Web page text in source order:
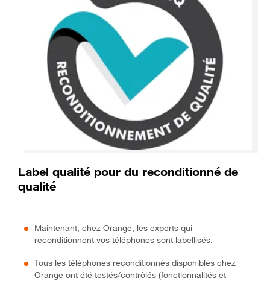
Label qualité pour du reconditionné de
qualité
Maintenant, chez Orange, les experts qui
reconditionnent vos téléphones sont labellisés.
Tous les téléphones reconditionnés disponibles chez
Orange ont été testés/contrôlés (fonctionnalités et